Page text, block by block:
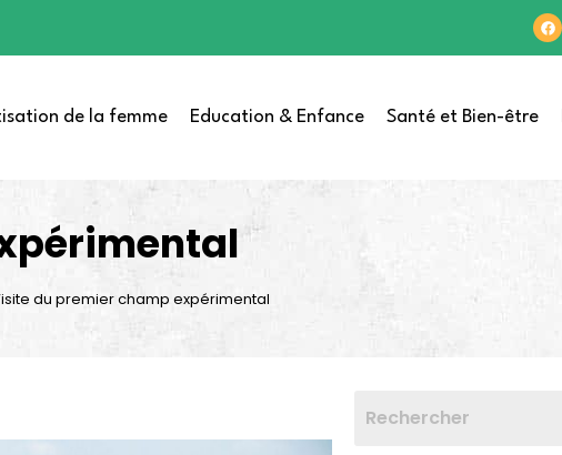
de la femme Education & Enfance Santé et Bien-être
du premier champ expérimental